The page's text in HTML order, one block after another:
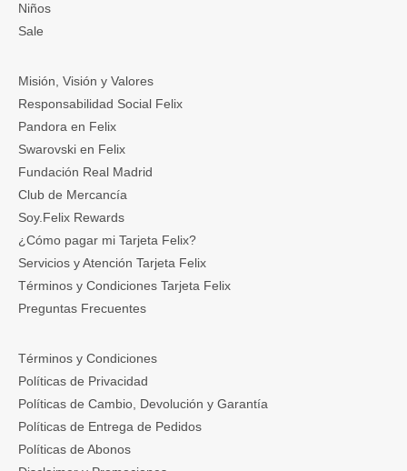
Niños
Sale
Misión, Visión y Valores
Responsabilidad Social Felix
Pandora en Felix
Swarovski en Felix
Fundación Real Madrid
Club de Mercancía
Soy.Felix Rewards
¿Cómo pagar mi Tarjeta Felix?
Servicios y Atención Tarjeta Felix
Términos y Condiciones Tarjeta Felix
Preguntas Frecuentes
Términos y Condiciones
Políticas de Privacidad
Políticas de Cambio, Devolución y Garantía
Políticas de Entrega de Pedidos
Políticas de Abonos